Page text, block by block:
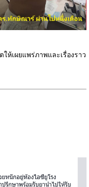
เผยแพร่ภาพและเรื่องราว